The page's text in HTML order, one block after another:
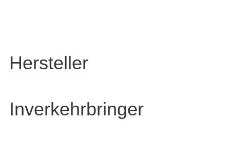
Hersteller
Inverkehrbringer